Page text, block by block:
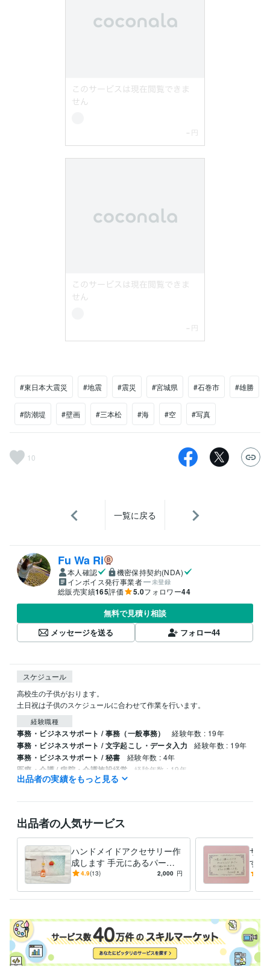
#東日本大震災 #地震 #震災 #宮城県 #石巻市 #雄勝
#防潮堤 #壁画 #三本松 #海 #空 #写真
10
一覧に戻る
Fu Wa Ri
本人確認
機密保持契約(NDA)
インボイス発行事業者
未登録
総販売実績165評価 5.0フォロワー44
無料で見積り相談
メッセージを送る
フォロー44
スケジュール
高校生の子供がおります。
土日祝は子供のスケジュールに合わせて作業を行います。
経験職種
事務・ビジネスサポート / 事務（一般事務） 経験年数 : 19年
事務・ビジネスサポート / 文字起こし・データ入力 経験年数 : 19年
事務・ビジネスサポート / 秘書 経験年数 : 4年
医療・介護 / 病院・介護施設経営 経験年数 : 19年
ライフスタイル・その他 / 公務員
職歴
地方公務員
ビジネス・クリエイティブツール
Excel:20年PowerPoint:20年 Word:20年
その他ツール
医師事務作業補助者:1年
ビジネス代行・事務代行
出品者の実績をもっと見る
出品者の人気サービス
ハンドメイドアクセサリー作
成します 手元にあるパーツ
でオーダーも承ります
4.9(13) 2,000 円
サン
す
ュー